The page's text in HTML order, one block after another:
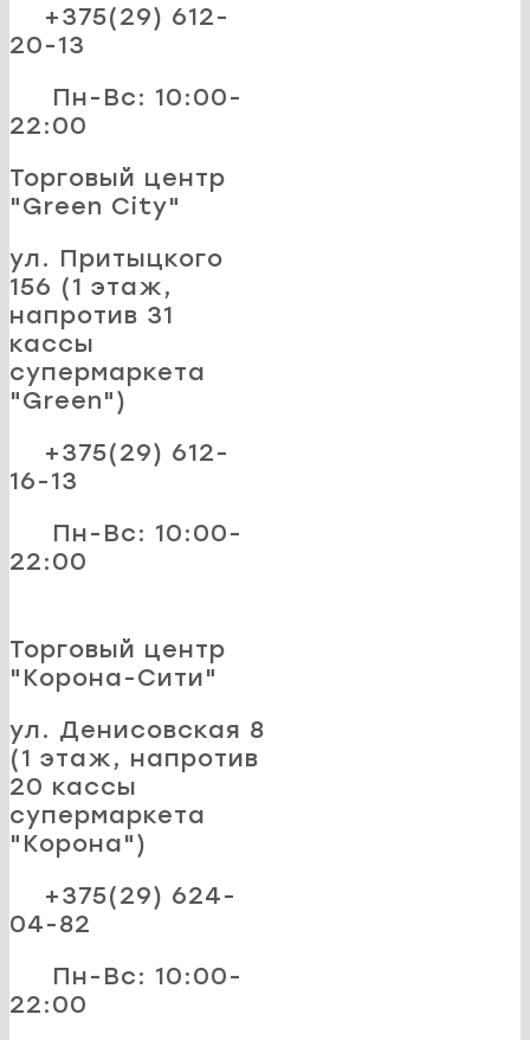
+375(29) 612-
20-13
Пн-Вс: 10:00-
22:00
Торговый центр
"Green City"
ул. Притыцкого
156 (1 этаж,
напротив 31
кассы
супермаркета
"Green")
+375(29) 612-
16-13
Пн-Вс: 10:00-
22:00
Торговый центр
"Корона-Сити"
ул. Денисовская 8
(1 этаж, напротив
20 кассы
супермаркета
"Корона")
+375(29) 624-
04-82
Пн-Вс: 10:00-
22:00